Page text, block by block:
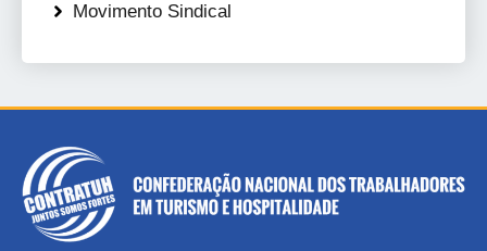
Movimento Sindical